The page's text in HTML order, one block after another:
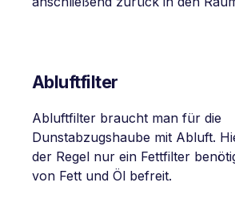
Abluftfilter
Abluftfilter braucht man für die
Dunstabzugshaube mit Abluft.
der Regel nur ein Fettfilter
von Fett und Öl befreit.